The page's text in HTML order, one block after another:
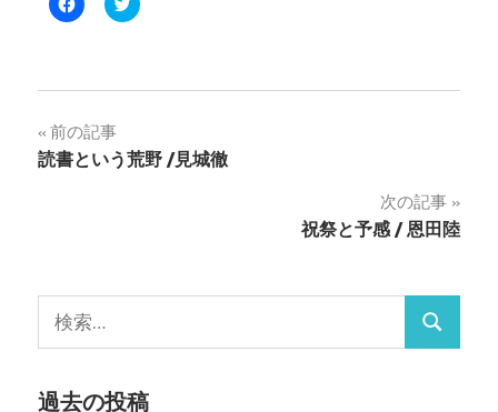
で
に
リ
ッ
ク
し
ィ
ン
ド
開
き
リ
Twitter
し
い
投
稿
ゲ
ー
シ
前の記事
読書という荒野 /見城徹
次の記事
祝祭と予感 / 恩田陸
索:
検
過去の投稿